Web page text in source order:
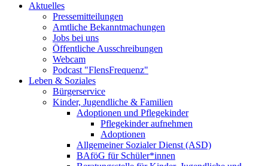
Aktuelles
Pressemitteilungen
Amtliche Bekanntmachungen
Jobs bei uns
Öffentliche Ausschreibungen
Webcam
Podcast "FlensFrequenz"
Leben & Soziales
Bürgerservice
Kinder, Jugendliche & Familien
Adoptionen und Pflegekinder
Pflegekinder aufnehmen
Adoptionen
Allgemeiner Sozialer Dienst (ASD)
BAföG für Schüler*innen